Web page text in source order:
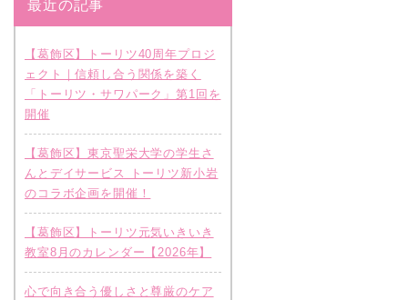
最近の記事
【葛飾区】トーリツ40周年プロジ
ェクト｜信頼し合う関係を築く
「トーリツ・サワパーク」第1回を
開催
【葛飾区】東京聖栄大学の学生さ
んとデイサービス トーリツ新小岩
のコラボ企画を開催！
【葛飾区】トーリツ元気いきいき
教室8月のカレンダー【2026年】
心で向き合う優しさと尊厳のケア